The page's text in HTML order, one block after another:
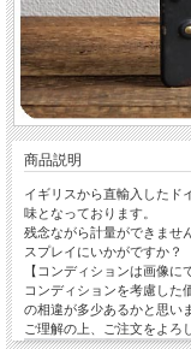
商品説明
イギリスから直輸入したド
味となっております。
残念ながら計量ができませ
スプレイにいかがですか？
【コンディションは画像に
コンディションを考慮した
の相違が多少あるかと思い
ご理解の上、ご注文をよろ